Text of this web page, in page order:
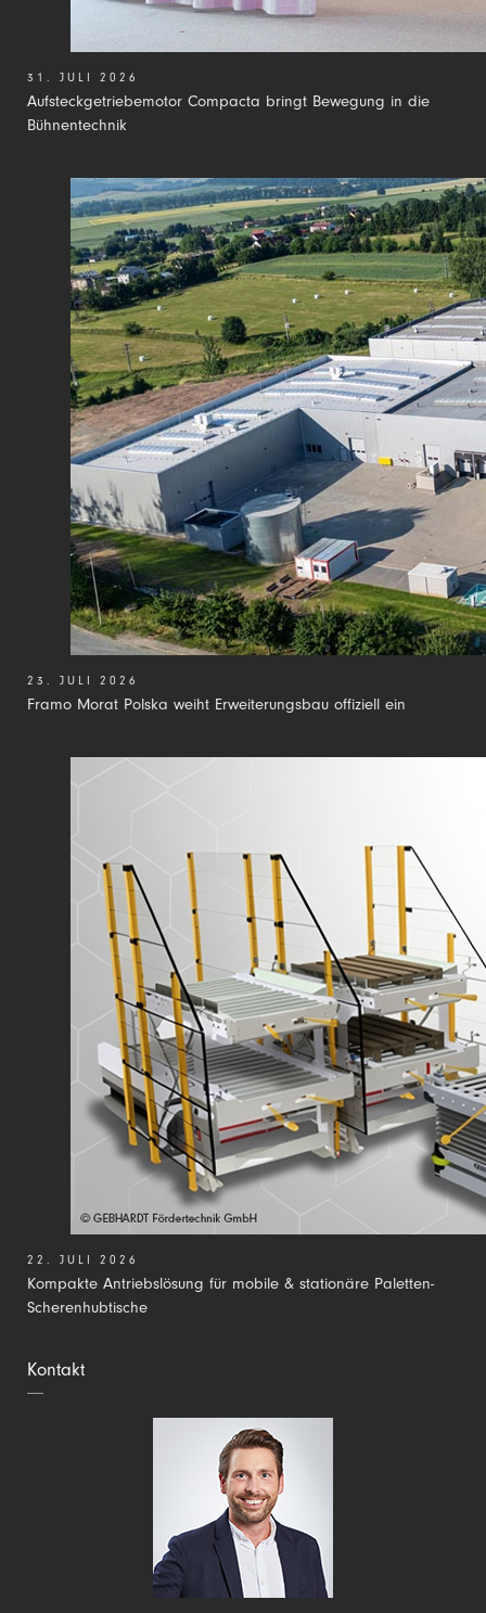
Aufsteckgetriebemotor Compacta bringt Bewegung in die
Bühnentechnik
31. JULI 2026
Framo Morat Polska weiht Erweiterungsbau offiziell ein
23. JULI 2026
Kompakte Antriebslösung für mobile & stationäre Paletten-
Scherenhubtische
22. JULI 2026
Kontakt